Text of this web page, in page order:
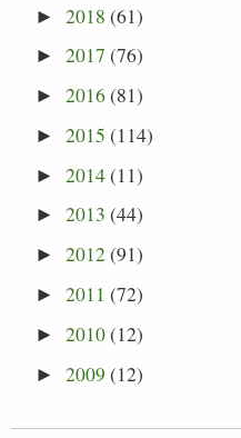
►2018 (61)
►2017 (76)
►2016(81)
►2015 (114)
►2014(11)
►2013 (44)
►2012(91)
►2011 (72)
►2010(12)
►2009 (12)